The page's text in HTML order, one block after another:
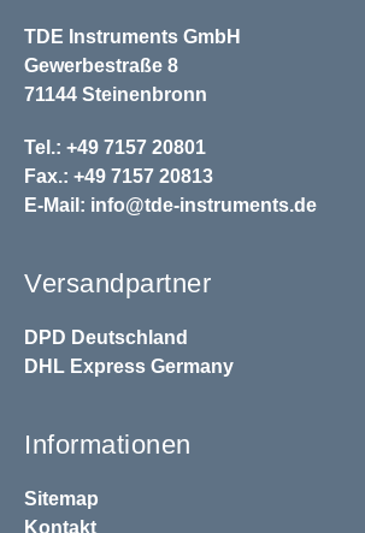
TDE Instruments GmbH
Gewerbestraße 8
71144 Steinenbronn
Tel.: +49 7157 20801
Fax.: +49 7157 20813
E-Mail: info@tde-instruments.de
Versandpartner
DPD Deutschland
DHL Express Germany
Informationen
Sitemap
Kontakt